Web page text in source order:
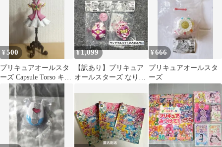
¥500
プリキュアオールスタ
ーズ Capsule Torso キュ
アドリーム
¥1,099
【訳あり】プリキュア
オールスターズ なりき
¥666
プリキュアオールスタ
ーズ